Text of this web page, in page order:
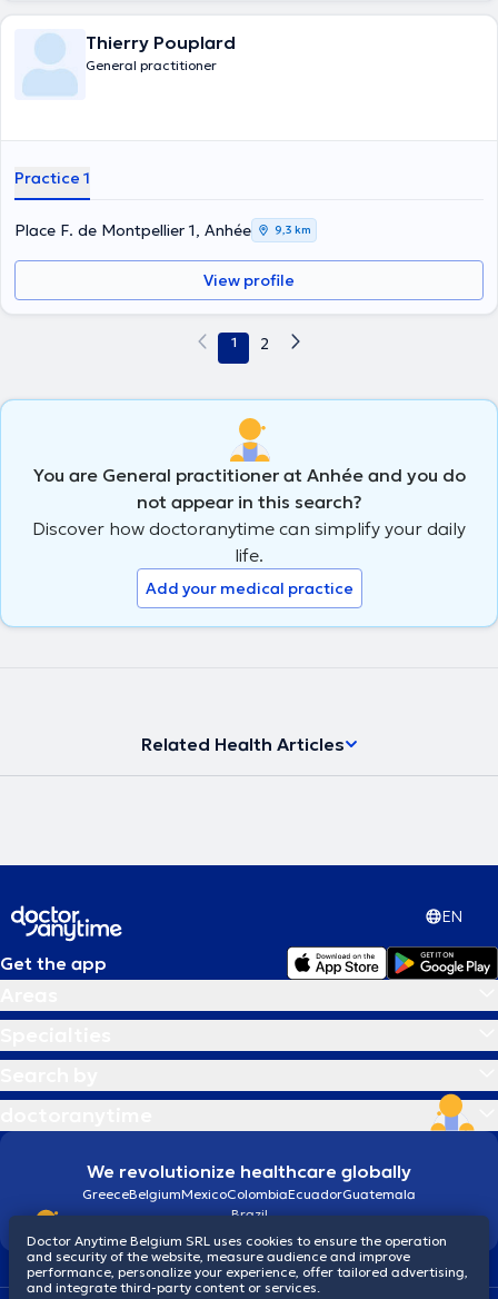
Thierry Pouplard
General practitioner
Practice 1
Place F. de Montpellier 1, Anhée 9,3 km
View profile
1 2
You are General practitioner at Anhée and you do
not appear in this search?
Discover how doctoranytime can simplify your daily
life.
Add your medical practice
Related Health Articles
EN
Get the app
We revolutionize healthcare globally
GreeceBelgiumMexicoColombiaEcuadorGuatemala
Brazil
Doctor Anytime Belgium SRL uses cookies to ensure the operation
and security of the website, measure audience and improve
performance, personalize your experience, offer tailored advertising,
and integrate third-party content or services.